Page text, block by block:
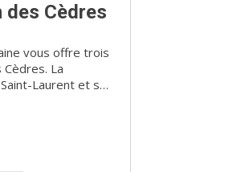
Cèdres
vous offre trois
La
Laurent et sur
avec son
arbres, saura